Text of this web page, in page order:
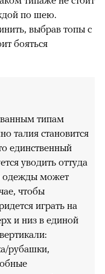
по шею.
выбрав топы с
бояться
типам
талия становится
единственный
уводить оттуда
одежды может
чтобы
играть на
и низ в единой
рубашки,